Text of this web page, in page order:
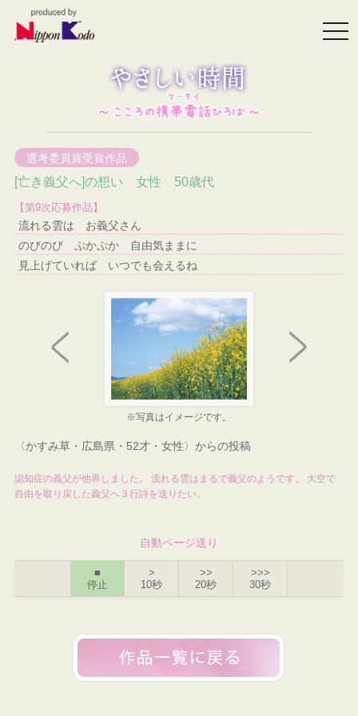
選考委員賞受賞作品
[亡き義父へ]の想い 女性 50歳代
【第9次応募作品】
流れる雲は お義父さん
のびのび ぷかぷか 自由気ままに
見上げていれば いつでも会えるね
※写真はイメージです。
〈かすみ草・広島県・52才・女性〉からの投稿
認知症の義父が他界しました。 流れる雲はまるで義父のようです。 大空で
自由を取り戻した義父へ３行詩を送りたい。
自動ページ送り
■
停止
>
10秒
>>
20秒
>>>
30秒